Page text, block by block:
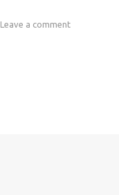
Leave a comment